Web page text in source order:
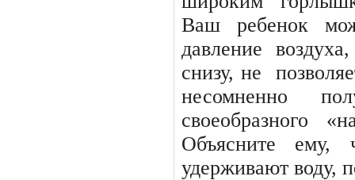
Ваш ребенок
давление
снизу, не
несомненно
своеобразного
Объясните
ему,
удерживают воду,